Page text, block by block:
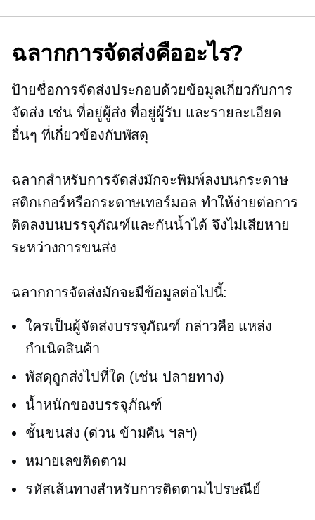
ฉลากการจัดส่งคืออะไร?
ป้ายชื่อการจัดส่งประกอบด้วยข้อมูลเกี่ยวกับการ
จัดส่ง เช่น ที่อยู่ผู้ส่ง ที่อยู่ผู้รับ และรายละเอียด
อื่นๆ ที่เกี่ยวข้องกับพัสดุ
ฉลากสำหรับการจัดส่งมักจะพิมพ์ลงบนกระดาษ
สติกเกอร์หรือกระดาษเทอร์มอล ทำให้ง่ายต่อการ
ติดลงบนบรรจุภัณฑ์และกันน้ำได้ จึงไม่เสียหาย
ระหว่างการขนส่ง
ฉลากการจัดส่งมักจะมีข้อมูลต่อไปนี้:
ใครเป็นผู้จัดส่งบรรจุภัณฑ์ กล่าวคือ แหล่ง
กำเนิดสินค้า
พัสดุถูกส่งไปที่ใด (เช่น ปลายทาง)
น้ำหนักของบรรจุภัณฑ์
ชั้นขนส่ง (ด่วน ข้ามคืน ฯลฯ)
หมายเลขติดตาม
รหัสเส้นทางสำหรับการติดตามไปรษณีย์